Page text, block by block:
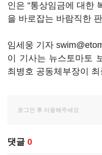
인은 "통상임금에 대한
을 바로잡는 바람직한
임세웅 기자
이 기사는 뉴스토마토
최병호 공동체부장이
댓글 0